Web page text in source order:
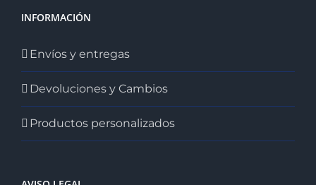
INFORMACIÓN
Envíos y entregas
Devoluciones y Cambios
Productos personalizados